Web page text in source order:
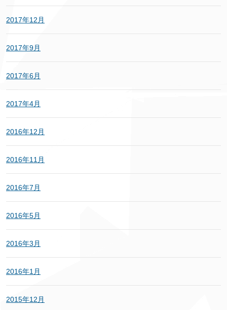
2017年12月
2017年9月
2017年6月
2017年4月
2016年12月
2016年11月
2016年7月
2016年5月
2016年3月
2016年1月
2015年12月